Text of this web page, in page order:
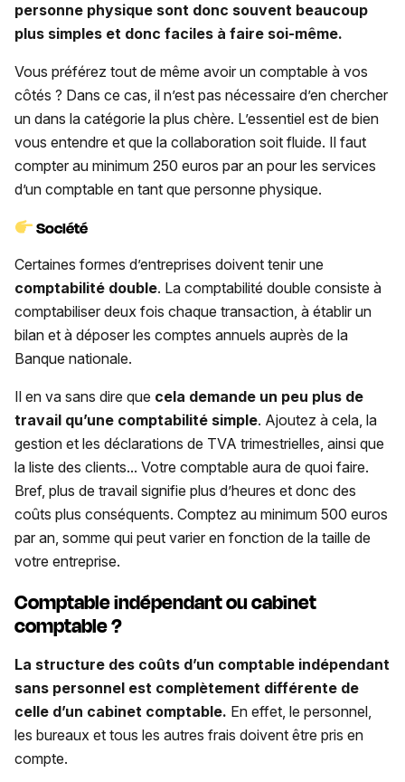
personne physique sont donc souvent beaucoup
plus simples et donc faciles à faire soi-même.
Vous préférez tout de même avoir un comptable à vos
côtés ? Dans ce cas, il n’est pas nécessaire d’en chercher
un dans la catégorie la plus chère. L’essentiel est de bien
vous entendre et que la collaboration soit fluide. Il faut
compter au minimum 250 euros par an pour les services
d’un comptable en tant que personne physique.
Société
Certaines formes d’entreprises doivent tenir une
comptabilité double. La comptabilité double consiste à
comptabiliser deux fois chaque transaction, à établir un
bilan et à déposer les comptes annuels auprès de la
Banque nationale.
Il en va sans dire que cela demande un peu plus de
travail qu’une comptabilité simple. Ajoutez à cela, la
gestion et les déclarations de TVA trimestrielles, ainsi que
la liste des clients... Votre comptable aura de quoi faire.
Bref, plus de travail signifie plus d’heures et donc des
coûts plus conséquents. Comptez au minimum 500 euros
par an, somme qui peut varier en fonction de la taille de
votre entreprise.
Comptable indépendant ou cabinet
comptable ?
La structure des coûts d’un comptable indépendant
sans personnel est complètement différente de
celle d’un cabinet comptable. En effet, le personnel,
les bureaux et tous les autres frais doivent être pris en
compte.